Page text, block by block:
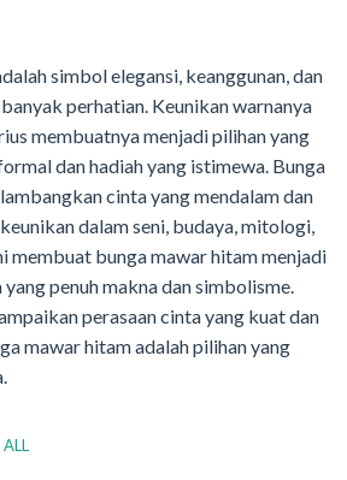
simbol elegansi, keanggunan, dan
perhatian. Keunikan warnanya
membuatnya menjadi pilihan yang
dan hadiah yang istimewa. Bunga
cinta yang mendalam dan
dalam seni, budaya, mitologi,
membuat bunga mawar hitam menjadi
yang penuh makna dan simbolisme.
perasaan cinta yang kuat dan
mawar hitam adalah pilihan yang